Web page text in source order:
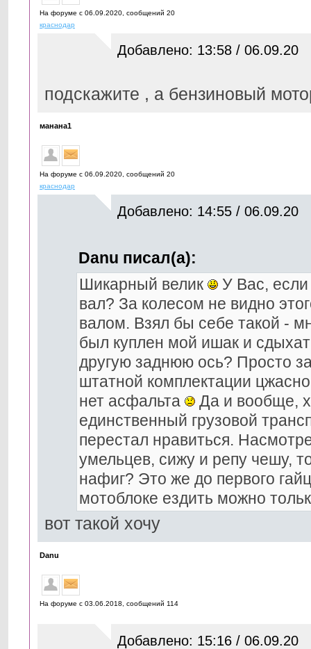
На форуме с 06.09.2020, cообщений 20
краснодар
Добавлено: 13:58 / 06.09.20
подскажите , а бензиновый
манана1
На форуме с 06.09.2020, cообщений 20
краснодар
Добавлено: 14:55 / 06.09.20
Danu писал(а):
Шикарный велик
У Вас,
вал? За колесом не видно
валом. Взял бы себе такой -
был куплен мой ишак и
другую заднюю ось? Просто
штатной комплектации
нет асфальта
Да и вообще,
единственный грузовой
перестал нравиться.
умельцев, сижу и репу чешу,
нафиг? Это же до первого
мотоблоке ездить можно
вот такой хочу
Danu
На форуме с 03.06.2018, cообщений 114
Добавлено: 15:16 / 06.09.20